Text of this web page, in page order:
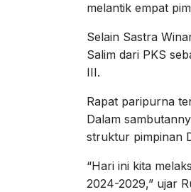
melantik empat
Selain Sastra
Salim dari PKS
III.
Rapat paripurna
Dalam
struktur pimpinan
“Hari ini kita
2024-2029,” ujar